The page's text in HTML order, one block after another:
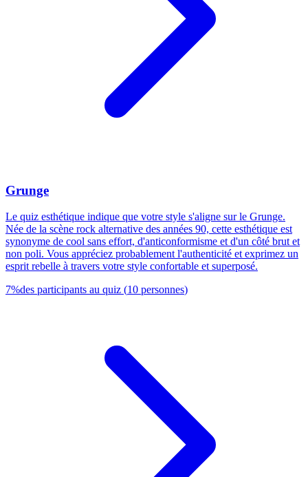
Grunge
Le quiz esthétique indique que votre style s'aligne sur le Grunge.
Née de la scène rock alternative des années 90, cette esthétique est
synonyme de cool sans effort, d'anticonformisme et d'un côté brut et
non poli. Vous appréciez probablement l'authenticité et exprimez un
esprit rebelle à travers votre style confortable et superposé.
7%des participants au quiz (10 personnes)